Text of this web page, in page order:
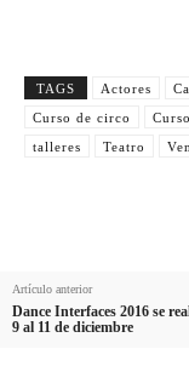
TAGS Actores
Curso de circo
talleres
Teatro
Artículo anterior
Dance Interfaces 2016 se
9 al 11 de diciembre